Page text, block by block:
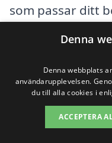
som passar ditt
Få 3
förpliktelser
Denna
Denna webbplats
användarupplevelsen.
du till alla cookies i
ACCEPTERA